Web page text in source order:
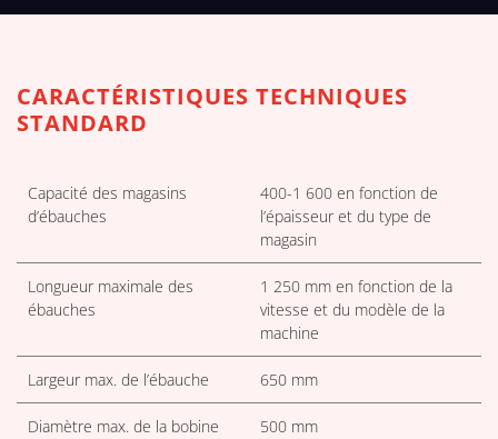
CARACTÉRISTIQUES TECHNIQUES
STANDARD
Capacité des magasins
d’ébauches
400-1 600 en fonction de
l’épaisseur et du type de
magasin
Longueur maximale des
ébauches
1 250 mm en fonction de la
vitesse et du modèle de la
machine
Largeur max. de l’ébauche 650 mm
Diamètre max. de la bobine 500 mm